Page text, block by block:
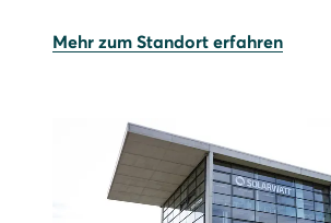
Mehr zum Standort erfahren